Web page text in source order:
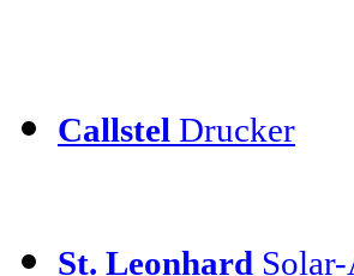
Callstel Drucker
St. Leonhard